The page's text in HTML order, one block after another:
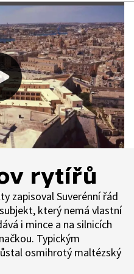
rytířů
zapisoval Suverénní řád
který nemá vlastní
i mince a na silnicích
Typickým
osmihrotý maltézský